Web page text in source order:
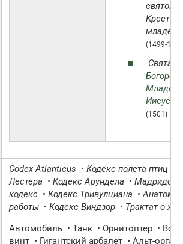
святой
(1499-
Святая
Иисус
(1501) †
Codex Atlanticus • Кодекс полета птиц
Лестера • Кодекс Арундела •
кодекс • Кодекс Тривулциана •
работы • Кодекс Виндзор • Трактат о
Автомобиль • Танк • Орнитоптер •
винт • Гигантский арбалет • Альт-